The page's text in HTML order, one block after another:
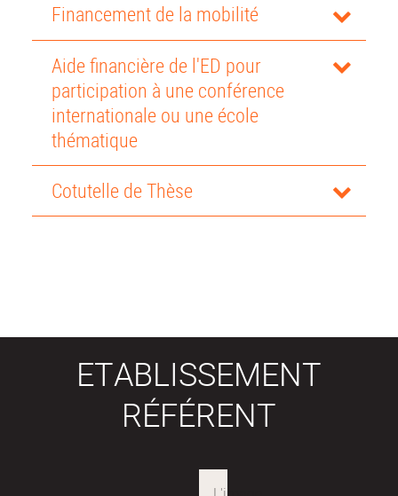
Financement de la mobilité
Aide financière de l'ED pour
participation à une conférence
internationale ou une école
thématique
Cotutelle de Thèse
ETABLISSEMENT
RÉFÉRENT